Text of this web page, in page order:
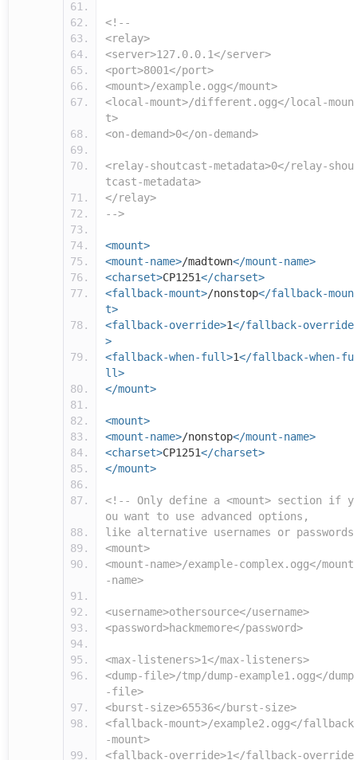
<!--
<relay>
<server>127.0.0.1</server>
<port>8001</port>
<mount>/example.ogg</mount>
<local-mount>/different.ogg</local-moun
t>
<on-demand>0</on-demand>
<relay-shoutcast-metadata>0</relay-shou
tcast-metadata>
</relay>
-->
<mount>
<mount-name>/madtown</mount-name>
<charset>CP1251</charset>
<fallback-mount>/nonstop</fallback-moun
t>
<fallback-override>1</fallback-override
>
<fallback-when-full>1</fallback-when-fu
ll>
</mount>
<mount>
<mount-name>/nonstop</mount-name>
<charset>CP1251</charset>
</mount>
<!-- Only define a <mount> section if y
ou want to use advanced options,
like alternative usernames or passwords
<mount>
<mount-name>/example-complex.ogg</mount
-name>
<username>othersource</username>
<password>hackmemore</password>
<max-listeners>1</max-listeners>
<dump-file>/tmp/dump-example1.ogg</dump
-file>
<burst-size>65536</burst-size>
<fallback-mount>/example2.ogg</fallback
-mount>
<fallback-override>1</fallback-override